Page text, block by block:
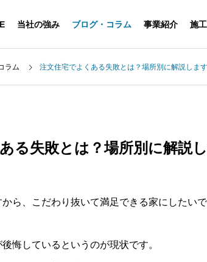
当社の強み ブログ・コラム 事業紹介 施
ラム 注文住宅でよくある失敗とは？場所別に解説します
る失敗とは？場所別に解説し
ら、こだわり抜いて満足できる家にしたいで
悔しているというのが現状です。